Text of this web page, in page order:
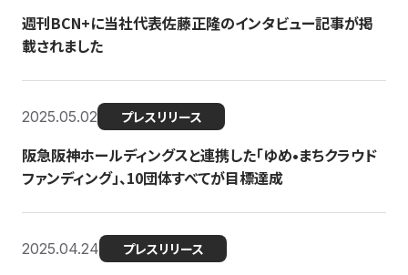
週刊BCN+に当社代表佐藤正隆のインタビュー記事が掲
載されました
2025.05.02 プレスリリース
阪急阪神ホールディングスと連携した「ゆめ•まちクラウド
ファンディング」、10団体すべてが目標達成
2025.04.24 プレスリリース